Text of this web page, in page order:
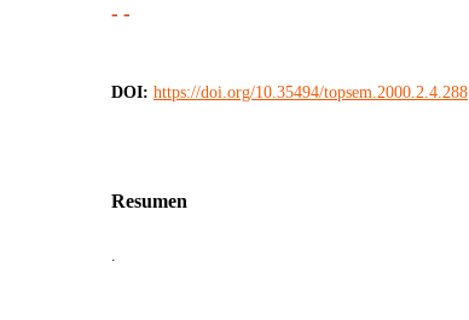
- -
DOI: https://doi.org/10.35494/topsem.2000.2.4.288
Resumen